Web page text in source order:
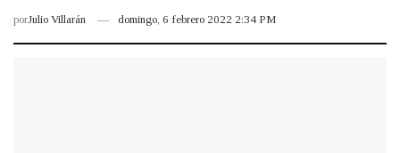
porJulio Villarán domingo, 6 febrero 2022 2:34 PM